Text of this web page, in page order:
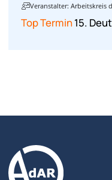
Veranstalter: Arbeitskreis
Top Termin15.